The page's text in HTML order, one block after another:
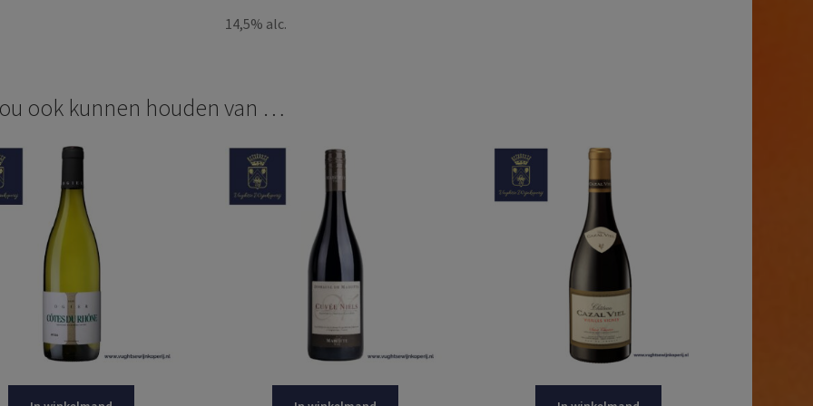
14,5% alc.
ook kunnen houden van …